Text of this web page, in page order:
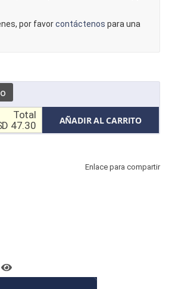
por favorcontáctenos para una
AÑADIR AL CARRITO
Total
47.30
Enlace para compartir